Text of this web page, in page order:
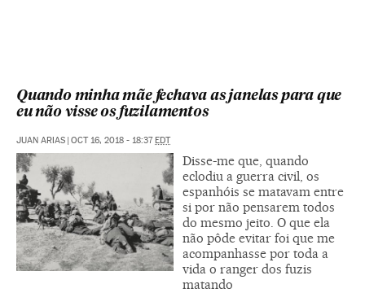
Quando minha mãe fechava as janelas para que
eu não visse os fuzilamentos
JUAN ARIAS | OCT 16, 2018 - 18:37EDT
Disse-me que, quando
eclodiu a guerra civil, os
espanhóis se matavam entre
si por não pensarem todos
do mesmo jeito. O que ela
não pôde evitar foi que me
acompanhasse por toda a
vida o ranger dos fuzis
matando